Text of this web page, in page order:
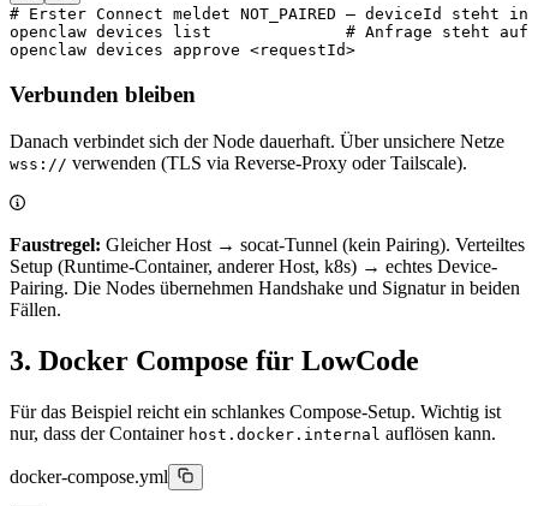
# Erster Connect meldet NOT_PAIRED — deviceId steht in
openclaw devices list
# Anfrage steht auf
openclaw devices approve <requestId>
Verbunden bleiben
Danach verbindet sich der Node dauerhaft. Über unsichere Netze
wss:// verwenden (TLS via Reverse-Proxy oder Tailscale).
Faustregel: Gleicher Host → socat-Tunnel (kein Pairing). Verteiltes
Setup (Runtime-Container, anderer Host, k8s) → echtes Device-
Pairing. Die Nodes übernehmen Handshake und Signatur in beiden
Fällen.
3. Docker Compose für LowCode
Für das Beispiel reicht ein schlankes Compose-Setup. Wichtig ist
nur, dass der Container host.docker.internal auflösen kann.
docker-compose.yml